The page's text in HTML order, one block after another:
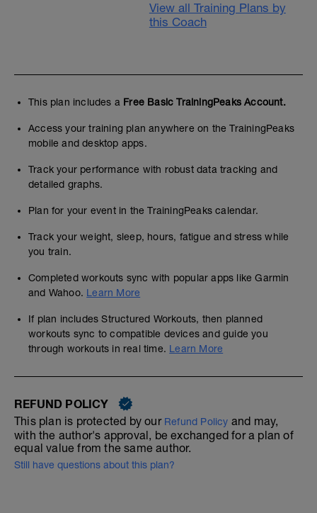
View all Training Plans by
this Coach
This plan includes a Free Basic TrainingPeaks Account.
Access your training plan anywhere on the TrainingPeaks
mobile and desktop apps.
Track your performance with robust data tracking and
detailed graphs.
Plan for your event in the TrainingPeaks calendar.
Track your weight, sleep, hours, fatigue and stress while
you train.
Completed workouts sync with popular apps like Garmin
and Wahoo. Learn More
If plan includes Structured Workouts, then planned
workouts sync to compatible devices and guide you
through workouts in real time. Learn More
REFUND POLICY
This plan is protected by our Refund Policy and may,
with the author's approval, be exchanged for a plan of
equal value from the same author.
Still have questions about this plan?